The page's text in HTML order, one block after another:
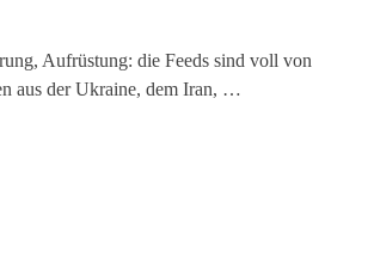
Aufrüstung: die Feeds sind voll von
aus der Ukraine, dem Iran, …